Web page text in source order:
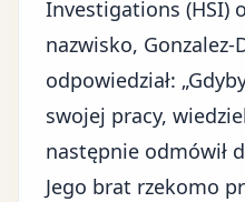
Investigations (HSI)
nazwisko, Gonzalez-
odpowiedział:
swojej pracy,
następnie odmówił
Jego brat rzekomo